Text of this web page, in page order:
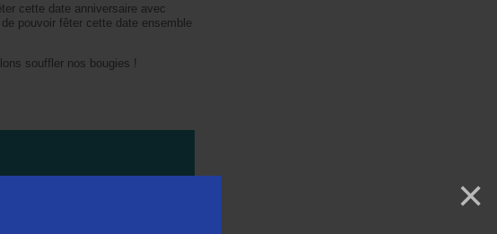
×
cette date anniversaire avec
pouvoir fêter cette date ensemble
souffler nos bougies !
décliner cet